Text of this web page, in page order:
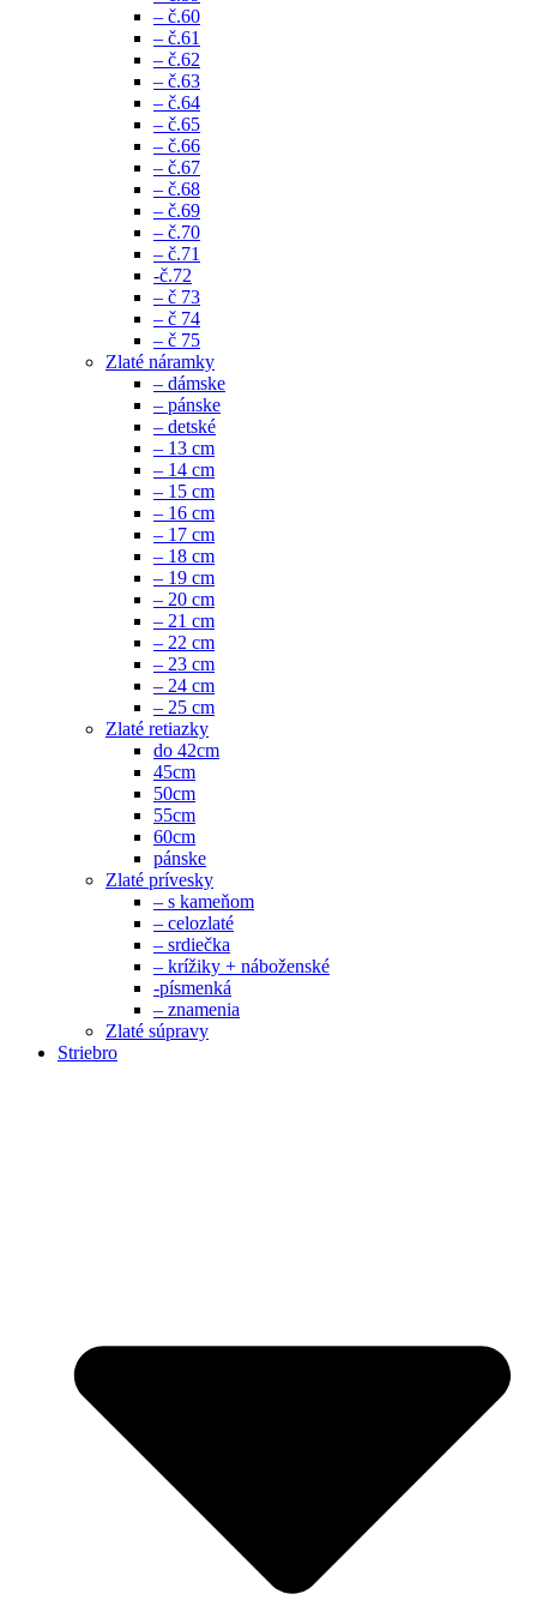
– č.60
– č.61
– č.62
– č.63
– č.64
– č.65
– č.66
– č.67
– č.68
– č.69
– č.70
– č.71
-č.72
– č 73
– č 74
– č 75
Zlaté náramky
– dámske
– pánske
– detské
– 13 cm
– 14 cm
– 15 cm
– 16 cm
– 17 cm
– 18 cm
– 19 cm
– 20 cm
– 21 cm
– 22 cm
– 23 cm
– 24 cm
– 25 cm
Zlaté retiazky
do 42cm
45cm
50cm
55cm
60cm
pánske
Zlaté prívesky
– s kameňom
– celozlaté
– srdiečka
– krížiky + náboženské
-písmenká
– znamenia
Zlaté súpravy
Striebro